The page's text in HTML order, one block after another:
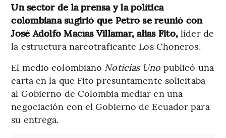
Un sector de la prensa y la política
colombiana sugirió que Petro se reunió con
José Adolfo Macías Villamar, alias Fito, líder de
la estructura narcotraficante Los Choneros.
El medio colombiano Noticias Uno publicó una
carta en la que Fito presuntamente solicitaba
al Gobierno de Colombia mediar en una
negociación con el Gobierno de Ecuador para
su entrega.